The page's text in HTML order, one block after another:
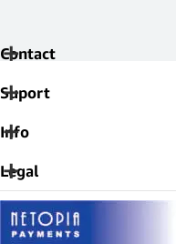
Contact
Suport
Info
Legal